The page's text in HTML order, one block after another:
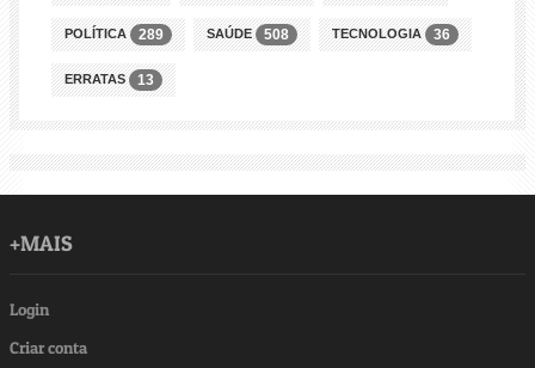
POLÍTICA 289 SAÚDE 508 TECNOLOGIA 36
ERRATAS 13
+MAIS
Login
Criar conta